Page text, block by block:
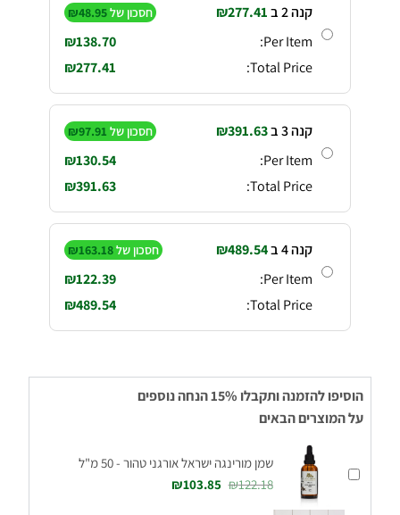
הוסיפו להזמנה ותקבלו 15% הנחה נוספים
על המוצרים הבאים
שמן מורינגה ישראל אורגני טהור - 50 מ"ל
₪122.18
₪103.85
קנה 2 ב ₪277.41 חסכון של ₪48.95
Per Item:
₪138.70
Total Price:
₪277.41
קנה 3 ב ₪391.63 חסכון של ₪97.91
Per Item:
₪130.54
Total Price:
₪391.63
קנה 4 ב ₪489.54 חסכון של ₪163.18
Per Item:
₪122.39
Total Price:
₪489.54